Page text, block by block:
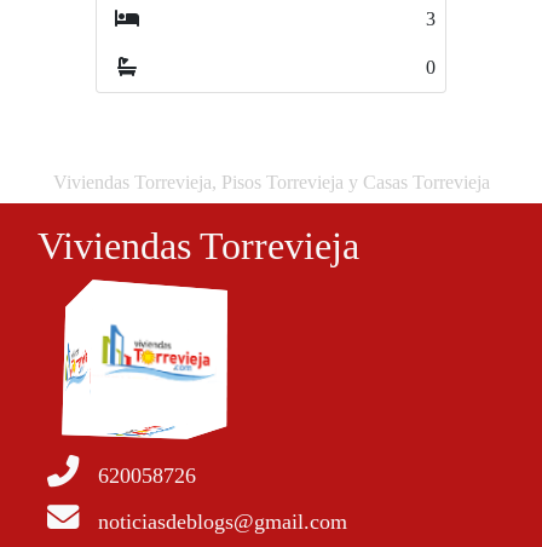
Viviendas Torrevieja, Pisos Torrevieja y Casas Torrevieja
Viviendas Torrevieja
620058726
noticiasdeblogs@gmail.com